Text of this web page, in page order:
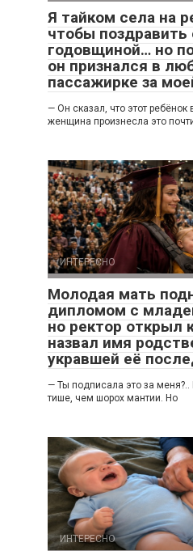
Я тайком села на
чтобы поздравить
годовщиной… но
он признался в
пассажирке за
— Он сказал, что этот
женщина произнесла это
ИНТЕРЕСНО
Молодая мать
дипломом с
но ректор открыл
назвал имя
укравшей её
— Ты подписала это за меня?..
тише, чем шорох мантии. Но
ИНТЕРЕСНО